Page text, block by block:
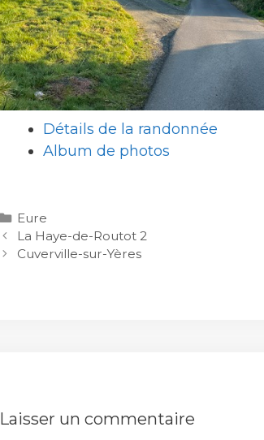
Détails de la randonnée
Album de photos
Catégories
Eure
La Haye-de-Routot 2
Cuverville-sur-Yères
Laisser un commentaire